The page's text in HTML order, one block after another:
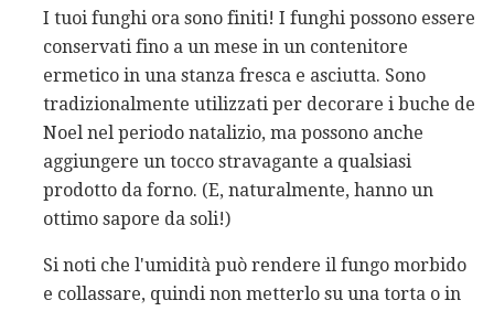
I tuoi funghi ora sono finiti! I funghi possono essere
conservati fino a un mese in un contenitore
ermetico in una stanza fresca e asciutta. Sono
tradizionalmente utilizzati per decorare i buche de
Noel nel periodo natalizio, ma possono anche
aggiungere un tocco stravagante a qualsiasi
prodotto da forno. (E, naturalmente, hanno un
ottimo sapore da soli!)
Si noti che l'umidità può rendere il fungo morbido
e collassare, quindi non metterlo su una torta o in